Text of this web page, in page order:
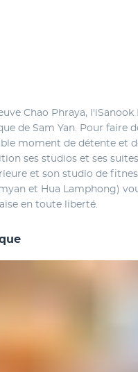
Chao Phraya,
de Sam Yan. Pour faire
moment de détente et
ses studios et ses
et son studio de
et Hua Lamphong)
en toute liberté.